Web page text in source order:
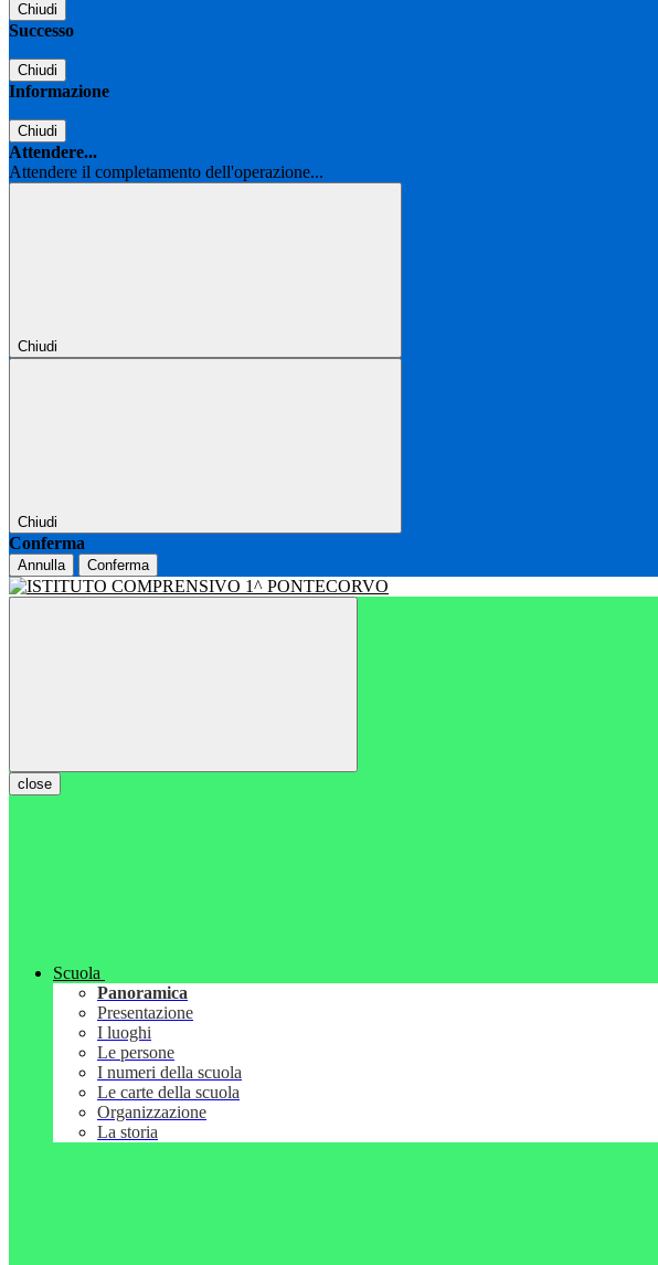
Chiudi
Successo
Chiudi
Informazione
Chiudi
Attendere...
Attendere il completamento dell'operazione...
Chiudi
Chiudi
Conferma
Annulla Conferma
close
Scuola
Panoramica
Presentazione
I luoghi
Le persone
I numeri della scuola
Le carte della scuola
Organizzazione
La storia